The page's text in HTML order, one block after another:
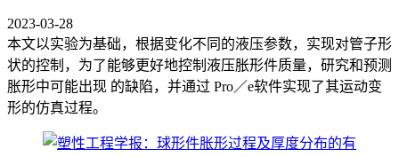
2023-03-28
本文以实验为基础，根据变化不同的液压参数，实现对管子形
状的控制，为了能够更好地控制液压胀形件质量，研究和预测
胀形中可能出现 的缺陷，并通过 Pro／e软件实现了其运动变
形的仿真过程。